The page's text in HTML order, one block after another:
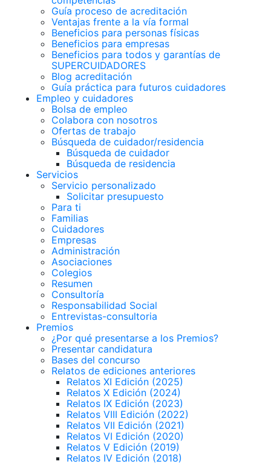
Guía proceso de acreditación
Ventajas frente a la vía formal
Beneficios para personas físicas
Beneficios para empresas
Beneficios para todos y garantías de
SUPERCUIDADORES
Blog acreditación
Guía práctica para futuros cuidadores
Empleo y cuidadores
Bolsa de empleo
Colabora con nosotros
Ofertas de trabajo
Búsqueda de cuidador/residencia
Búsqueda de cuidador
Búsqueda de residencia
Servicios
Servicio personalizado
Solicitar presupuesto
Para ti
Familias
Cuidadores
Empresas
Administración
Asociaciones
Colegios
Resumen
Consultoría
Responsabilidad Social
Entrevistas-consultoria
Premios
¿Por qué presentarse a los Premios?
Presentar candidatura
Bases del concurso
Relatos de ediciones anteriores
Relatos XI Edición (2025)
Relatos X Edición (2024)
Relatos IX Edición (2023)
Relatos VIII Edición (2022)
Relatos VII Edición (2021)
Relatos VI Edición (2020)
Relatos V Edición (2019)
Relatos IV Edición (2018)